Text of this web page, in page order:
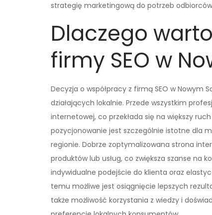
strategię marketingową do potrzeb
Dlaczego
firmy SEO w
Decyzja o współpracy z firmą SEO w Nowym
działających lokalnie. Przede wszystkim
internetowej, co przekłada się na większy
pozycjonowanie jest szczególnie istotne dla
regionie. Dobrze zoptymalizowana strona
produktów lub usług, co zwiększa szanse na
indywidualne podejście do klienta oraz
temu możliwe jest osiągnięcie lepszych
także możliwość korzystania z wiedzy i